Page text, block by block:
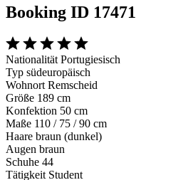
Booking ID 17471
Nationalität Portugiesisch
Typ südeuropäisch
Wohnort Remscheid
Größe 189 cm
Konfektion 50 cm
Maße 110 / 75 / 90 cm
Haare braun (dunkel)
Augen braun
Schuhe 44
Tätigkeit Student